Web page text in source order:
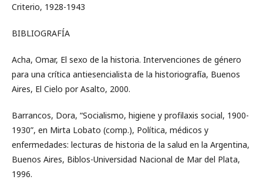
Criterio, 1928-1943
BIBLIOGRAFÍA
Acha, Omar, El sexo de la historia. Intervenciones de género
para una crítica antiesencialista de la historiografía, Buenos
Aires, El Cielo por Asalto, 2000.
Barrancos, Dora, “Socialismo, higiene y profilaxis social, 1900-
1930”, en Mirta Lobato (comp.), Política, médicos y
enfermedades: lecturas de historia de la salud en la Argentina,
Buenos Aires, Biblos-Universidad Nacional de Mar del Plata,
1996.